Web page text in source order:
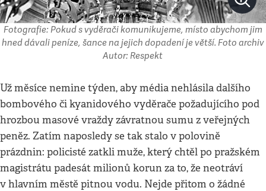
Fotografie: Pokud s vyděrači komunikujeme, místo abychom jim
hned dávali peníze, šance na jejich dopadení je větší. Foto archiv
Autor: Respekt
Už měsíce nemine týden, aby média nehlásila dalšího
bombového či kyanidového vyděrače požadujícího pod
hrozbou masové vraždy závratnou sumu z veřejných
peněz. Zatím naposledy se tak stalo v polovině
prázdnin: policisté zatkli muže, který chtěl po pražském
magistrátu padesát milionů korun za to, že neotráví
v hlavním městě pitnou vodu. Nejde přitom o žádné